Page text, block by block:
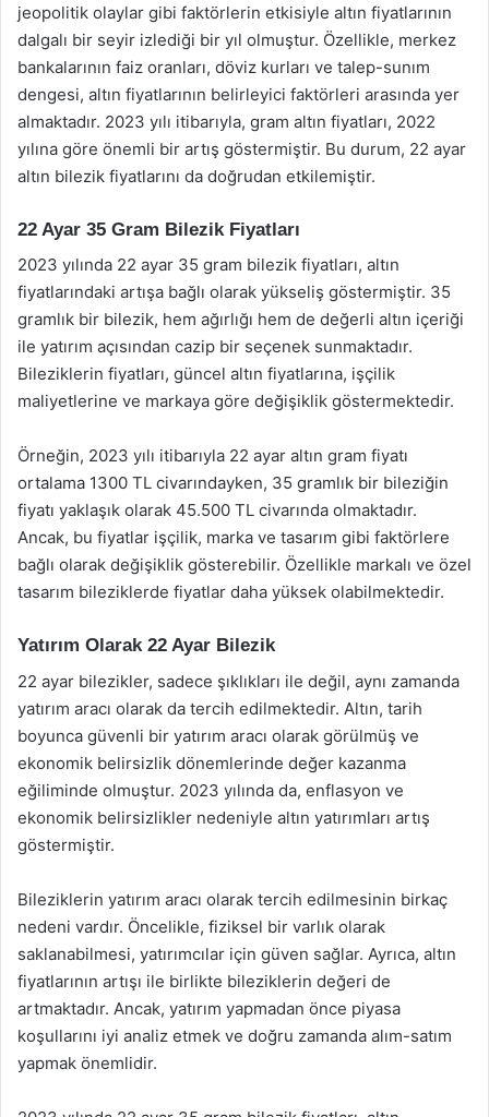
jeopolitik olaylar gibi faktörlerin etkisiyle altın fiyatlarının
dalgalı bir seyir izlediği bir yıl olmuştur. Özellikle, merkez
bankalarının faiz oranları, döviz kurları ve talep-sunım
dengesi, altın fiyatlarının belirleyici faktörleri arasında yer
almaktadır. 2023 yılı itibarıyla, gram altın fiyatları, 2022
yılına göre önemli bir artış göstermiştir. Bu durum, 22 ayar
altın bilezik fiyatlarını da doğrudan etkilemiştir.
22 Ayar 35 Gram Bilezik Fiyatları
2023 yılında 22 ayar 35 gram bilezik fiyatları, altın
fiyatlarındaki artışa bağlı olarak yükseliş göstermiştir. 35
gramlık bir bilezik, hem ağırlığı hem de değerli altın içeriği
ile yatırım açısından cazip bir seçenek sunmaktadır.
Bileziklerin fiyatları, güncel altın fiyatlarına, işçilik
maliyetlerine ve markaya göre değişiklik göstermektedir.
Örneğin, 2023 yılı itibarıyla 22 ayar altın gram fiyatı
ortalama 1300 TL civarındayken, 35 gramlık bir bileziğin
fiyatı yaklaşık olarak 45.500 TL civarında olmaktadır.
Ancak, bu fiyatlar işçilik, marka ve tasarım gibi faktörlere
bağlı olarak değişiklik gösterebilir. Özellikle markalı ve özel
tasarım bileziklerde fiyatlar daha yüksek olabilmektedir.
Yatırım Olarak 22 Ayar Bilezik
22 ayar bilezikler, sadece şıklıkları ile değil, aynı zamanda
yatırım aracı olarak da tercih edilmektedir. Altın, tarih
boyunca güvenli bir yatırım aracı olarak görülmüş ve
ekonomik belirsizlik dönemlerinde değer kazanma
eğiliminde olmuştur. 2023 yılında da, enflasyon ve
ekonomik belirsizlikler nedeniyle altın yatırımları artış
göstermiştir.
Bileziklerin yatırım aracı olarak tercih edilmesinin birkaç
nedeni vardır. Öncelikle, fiziksel bir varlık olarak
saklanabilmesi, yatırımcılar için güven sağlar. Ayrıca, altın
fiyatlarının artışı ile birlikte bileziklerin değeri de
artmaktadır. Ancak, yatırım yapmadan önce piyasa
koşullarını iyi analiz etmek ve doğru zamanda alım-satım
yapmak önemlidir.